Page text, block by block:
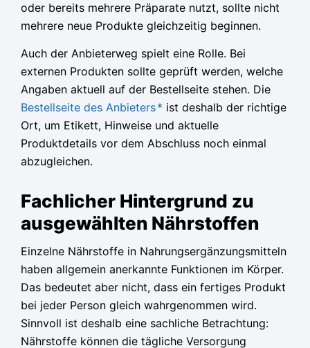
oder bereits mehrere Präparate nutzt, sollte nicht
mehrere neue Produkte gleichzeitig beginnen.
Auch der Anbieterweg spielt eine Rolle. Bei
externen Produkten sollte geprüft werden, welche
Angaben aktuell auf der Bestellseite stehen. Die
Bestellseite des Anbieters* ist deshalb der richtige
Ort, um Etikett, Hinweise und aktuelle
Produktdetails vor dem Abschluss noch einmal
abzugleichen.
Fachlicher Hintergrund zu
ausgewählten Nährstoffen
Einzelne Nährstoffe in Nahrungsergänzungsmitteln
haben allgemein anerkannte Funktionen im Körper.
Das bedeutet aber nicht, dass ein fertiges Produkt
bei jeder Person gleich wahrgenommen wird.
Sinnvoll ist deshalb eine sachliche Betrachtung:
Nährstoffe können die tägliche Versorgung